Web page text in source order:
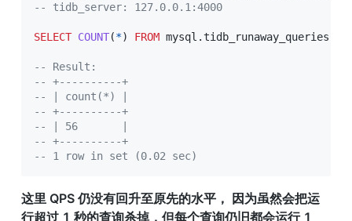
-- tidb_server: 127.0.0.1:4000
SELECT COUNT(*) FROM mysql .tidb_runaway_queries
-- Result:
-- +----------+
-- | count(*) |
-- +----------+
-- | 56       |
-- +----------+
-- 1 row in set (0.02 sec)
这里 QPS 仍没有回升至原先的水平， 因为虽然会把运
行超过 1 秒的查询杀掉，但每个查询仍旧都会运行 1